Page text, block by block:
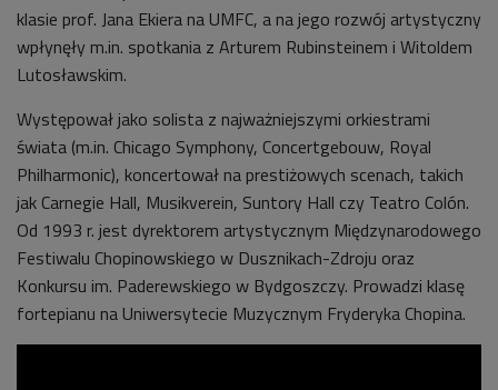
klasie prof. Jana Ekiera na UMFC, a na jego rozwój artystyczny
wpłynęły m.in. spotkania z Arturem Rubinsteinem i Witoldem
Lutosławskim.
Występował jako solista z najważniejszymi orkiestrami
świata (m.in. Chicago Symphony, Concertgebouw, Royal
Philharmonic), koncertował na prestiżowych scenach, takich
jak Carnegie Hall, Musikverein, Suntory Hall czy Teatro Colón.
Od 1993 r. jest dyrektorem artystycznym Międzynarodowego
Festiwalu Chopinowskiego w Dusznikach-Zdroju oraz
Konkursu im. Paderewskiego w Bydgoszczy. Prowadzi klasę
fortepianu na Uniwersytecie Muzycznym Fryderyka Chopina.